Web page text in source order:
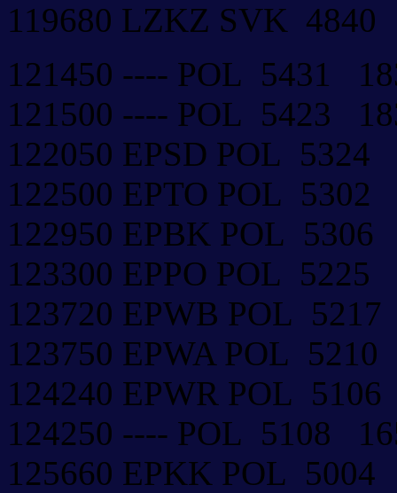
119680 LZKZ SVK
121450 ---- POL 5431
121500 ---- POL 5423
122050 EPSD POL
122500 EPTO POL
122950 EPBK POL
123300 EPPO POL
123720 EPWB POL
123750 EPWA POL
124240 EPWR POL
124250 ---- POL 5108
125660 EPKK POL